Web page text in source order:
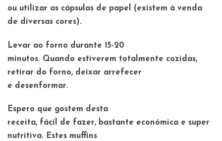
ou utilizar as cápsulas de papel (existem à venda
de diversas cores).
Levar ao forno durante 15-20
minutos. Quando estiverem totalmente cozidas,
retirar do forno, deixar arrefecer
e desenformar.
Espero que gostem desta
receita, fácil de fazer, bastante económica e super
nutritiva. Estes muffins